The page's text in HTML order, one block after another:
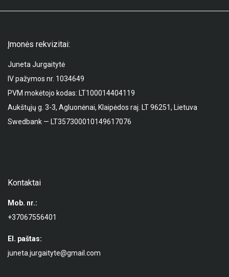
Įmonės rekvizitai:
Juneta Jurgaitytė
IV pažymos nr. 1034649
PVM mokėtojo kodas: LT100014404119
Aukštųjų g. 3-3, Agluonėnai, Klaipėdos raj. LT 96251, Lietuva
Swedbank — LT357300010149617076
Kontaktai
Mob. nr.:
+37067556401
El. paštas:
juneta.jurgaityte@gmail.com